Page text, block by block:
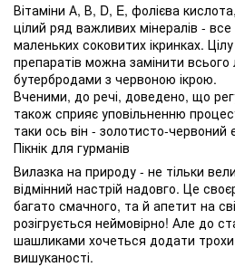
Вітаміни А, В, D, E, фолієва
цілий ряд важливих мінералів -
маленьких соковитих ікринках.
препаратів можна замінити
бутербродами з червоною ікрою.
Вченими, до речі, доведено, що
також сприяє уповільненню
таки ось він - золотисто-червоний
Пікнік для гурманів
Вилазка на природу - не тільки
відмінний настрій надовго. Це
багато смачного, та й апетит на
розігрується неймовірно! Але до
шашликами хочеться додати трохи
вишуканості.